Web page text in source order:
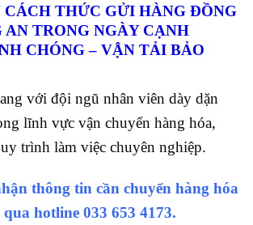
CÁCH THỨC GỬI HÀNG ĐỒNG
TRONG NGÀY CẠNH
CHÓNG – VẬN TẢI BẢO
với đội ngũ nhân viên dày dặn
lĩnh vực vận chuyển hàng hóa,
trình làm việc chuyên nghiệp.
thông tin cần chuyển hàng hóa
hotline 033 653 4173.